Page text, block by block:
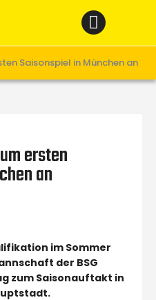
Saisonspiel in München an
ersten
an
im Sommer
der BSG
zum Saisonauftakt in